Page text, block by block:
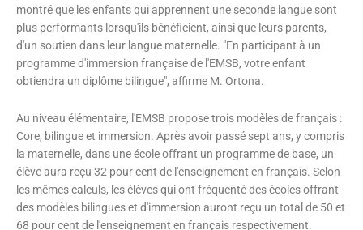
montré que les enfants qui apprennent une seconde langue sont
plus performants lorsqu'ils bénéficient, ainsi que leurs parents,
d'un soutien dans leur langue maternelle. "En participant à un
programme d'immersion française de l'EMSB, votre enfant
obtiendra un diplôme bilingue", affirme M. Ortona.
Au niveau élémentaire, l'EMSB propose trois modèles de français :
Core, bilingue et immersion. Après avoir passé sept ans, y compris
la maternelle, dans une école offrant un programme de base, un
élève aura reçu 32 pour cent de l'enseignement en français. Selon
les mêmes calculs, les élèves qui ont fréquenté des écoles offrant
des modèles bilingues et d'immersion auront reçu un total de 50 et
68 pour cent de l'enseignement en français respectivement.